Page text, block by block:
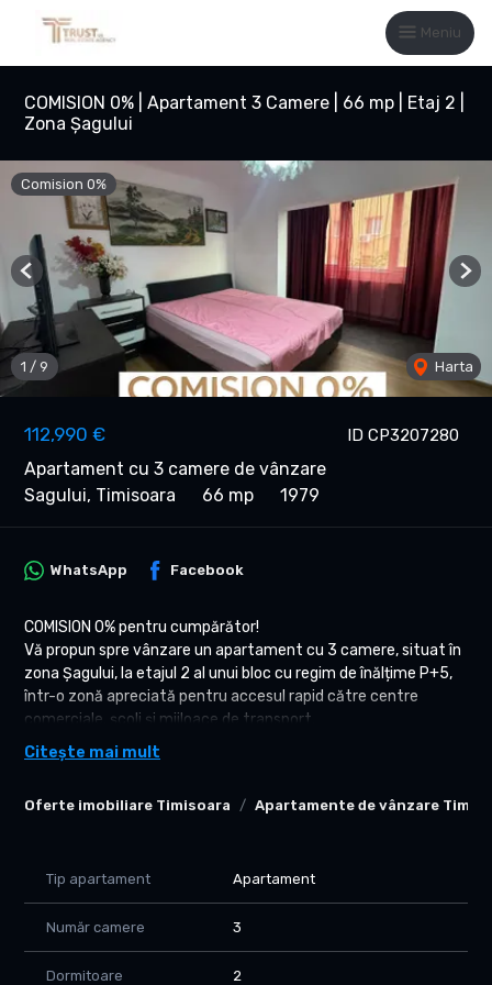
Meniu
COMISION 0% | Apartament 3 Camere | 66 mp | Etaj 2 |
Zona Șagului
ID CP3207280
112,990 €
Apartament cu 3 camere de vânzare
Sagului, Timisoara
66 mp 1979
Comision 0%
1 / 9 Harta
Previous
Oferte imobiliare Timisoara Apartamente de vânzare
WhatsApp Facebook
COMISION 0% pentru cumpărător!
Vă propun spre vânzare un apartament cu 3 camere, situat în
zona Șagului, la etajul 2 al unui bloc cu regim de înălțime P+5,
într-o zonă apreciată pentru accesul rapid către centre
comerciale, școli și mijloace de transport.
Localizare – Zona Șagului
poziționată din cartierul Șagului, cu acces facil către toate
jos sunt grădinițe și creșe, iar în apropiere se găsesc Shopping
City Timișoara, Piața Aurora, Piața Flavia, supermarketurile
Kaufland, Lidl, Profi, Carrefour și numeroase magazine,
tramvaiele 2, 7 și 9, precum și liniile de autobuz și expres se
Citește mai mult
Tip apartament Apartament
Număr camere 3
Dormitoare 2